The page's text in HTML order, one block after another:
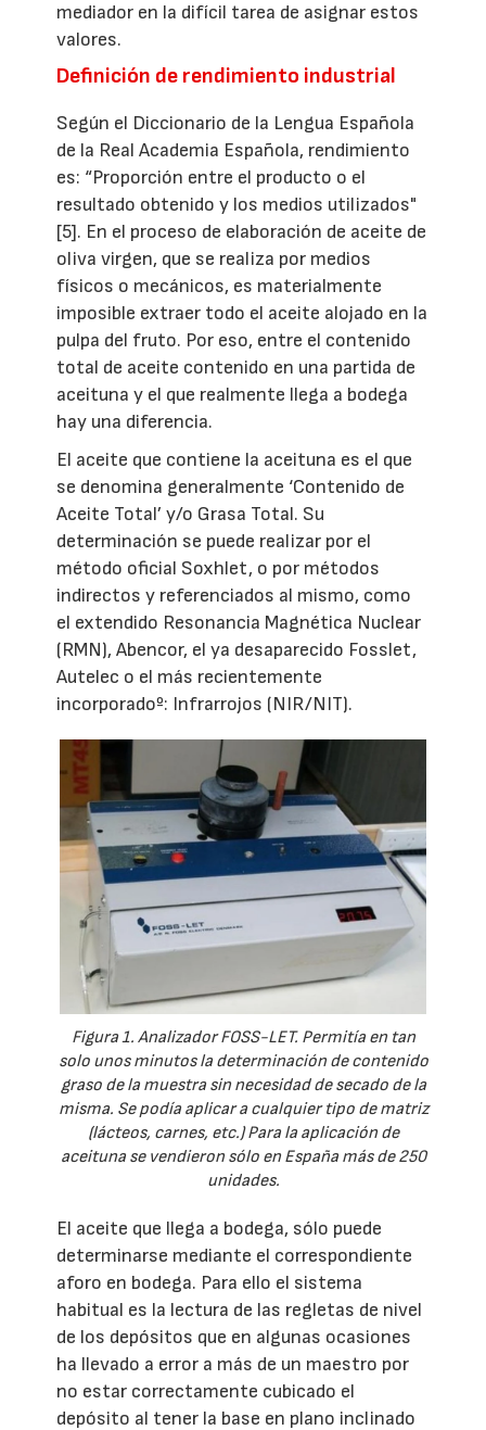
mediador en la difícil tarea de asignar estos
valores.
Definición de rendimiento industrial
Según el Diccionario de la Lengua Española
de la Real Academia Española, rendimiento
es: “Proporción entre el producto o el
resultado obtenido y los medios utilizados"
[5]. En el proceso de elaboración de aceite de
oliva virgen, que se realiza por medios
físicos o mecánicos, es materialmente
imposible extraer todo el aceite alojado en la
pulpa del fruto. Por eso, entre el contenido
total de aceite contenido en una partida de
aceituna y el que realmente llega a bodega
hay una diferencia.
El aceite que contiene la aceituna es el que
se denomina generalmente ‘Contenido de
Aceite Total’ y/o Grasa Total. Su
determinación se puede realizar por el
método oficial Soxhlet, o por métodos
indirectos y referenciados al mismo, como
el extendido Resonancia Magnética Nuclear
(RMN), Abencor, el ya desaparecido Fosslet,
Autelec o el más recientemente
incorporadoº: Infrarrojos (NIR/NIT).
Figura 1. Analizador FOSS-LET. Permitía en tan
solo unos minutos la determinación de contenido
graso de la muestra sin necesidad de secado de la
misma. Se podía aplicar a cualquier tipo de matriz
(lácteos, carnes, etc.) Para la aplicación de
aceituna se vendieron sólo en España más de 250
unidades.
El aceite que llega a bodega, sólo puede
determinarse mediante el correspondiente
aforo en bodega. Para ello el sistema
habitual es la lectura de las regletas de nivel
de los depósitos que en algunas ocasiones
ha llevado a error a más de un maestro por
no estar correctamente cubicado el
depósito al tener la base en plano inclinado